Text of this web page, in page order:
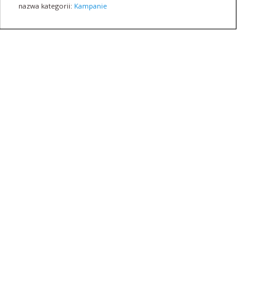
nazwa kategorii: Kampanie